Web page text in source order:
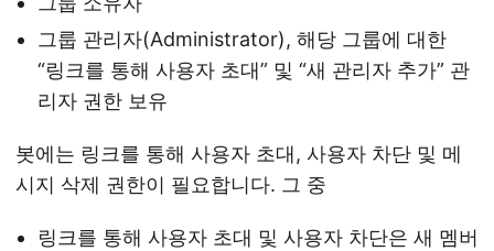
그룹 관리자(Administrator), 해당 그룹에 대한
“링크를 통해 사용자 초대” 및 “새 관리자 추가” 관
리자 권한 보유
봇에는 링크를 통해 사용자 초대, 사용자 차단 및 메
시지 삭제 권한이 필요합니다. 그 중
링크를 통해 사용자 초대 및 사용자 차단은 새 멤버